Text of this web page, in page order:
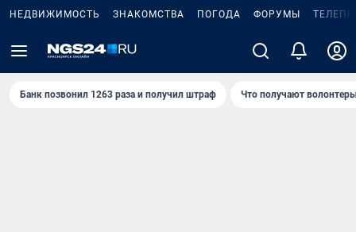
НЕДВИЖИМОСТЬ ЗНАКОМСТВА ПОГОДА ФОРУМЫ
Банк позвонил 1263 раза и получил штраф Что получают